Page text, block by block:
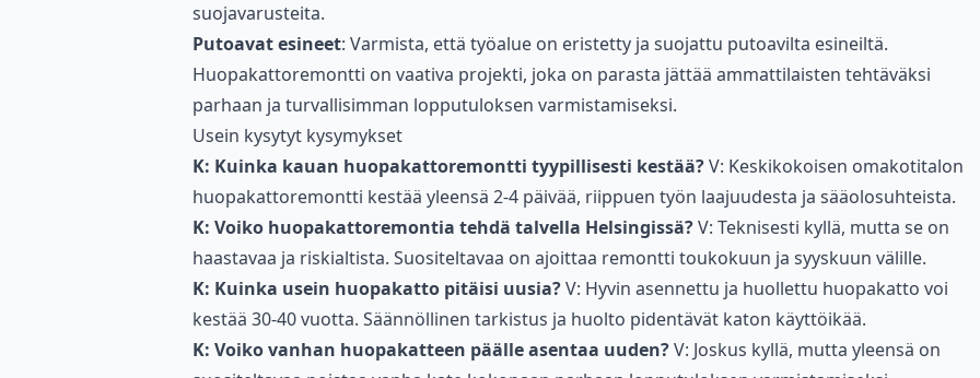
suojavarusteita.
Putoavat esineet: Varmista, että työalue on eristetty ja suojattu putoavilta esineiltä.
Huopakattoremontti on vaativa projekti, joka on parasta jättää ammattilaisten tehtäväksi
parhaan ja turvallisimman lopputuloksen varmistamiseksi.
Usein kysytyt kysymykset
K: Kuinka kauan huopakattoremontti tyypillisesti kestää?V: Keskikokoisen omakotitalon
huopakattoremontti kestää yleensä 2-4 päivää, riippuen työn laajuudesta ja sääolosuhteista.
K: Voiko huopakattoremontia tehdä talvella Helsingissä?V: Teknisesti kyllä, mutta se on
haastavaa ja riskialtista. Suositeltavaa on ajoittaa remontti toukokuun ja syyskuun välille.
K: Kuinka usein huopakatto pitäisi uusia?V: Hyvin asennettu ja huollettu huopakatto voi
kestää 30-40 vuotta. Säännöllinen tarkistus ja huolto pidentävät katon käyttöikää.
K: Voiko vanhan huopakatteen päälle asentaa uuden?V: Joskus kyllä, mutta yleensä on